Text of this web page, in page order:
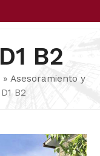
D1 B2
» Asesoramiento y
D1 B2